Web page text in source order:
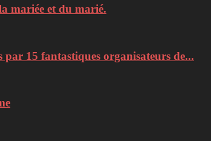
mariée et du marié.
par 15 fantastiques organisateurs de...